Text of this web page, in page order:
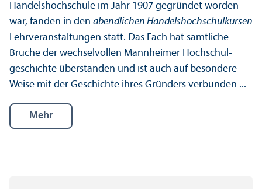
Handels­hochschule im Jahr 1907 gegründet worden
war, fanden in den abendlichen Handels­hochschul­kursen
Lehr­veranstaltungen statt. Das Fach hat sämtliche
Brüche der wechselvollen Mannheimer Hochschul­
geschichte überstanden und ist auch auf besondere
Weise mit der Geschichte ihres Gründers verbunden ...
Mehr